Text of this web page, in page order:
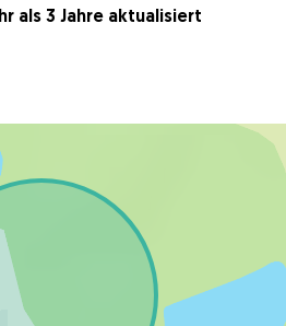
als 3 Jahre aktualisiert